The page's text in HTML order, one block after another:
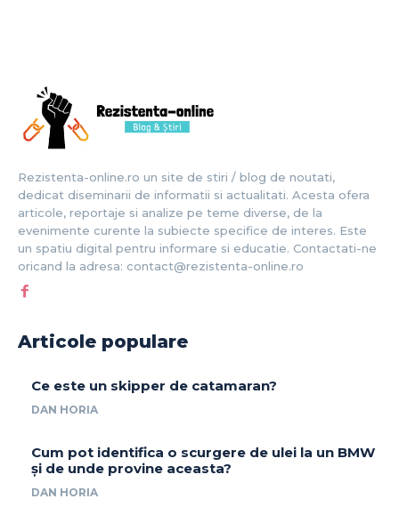
Rezistenta-online.ro un site de stiri / blog de noutati,
dedicat diseminarii de informatii si actualitati. Acesta ofera
articole, reportaje si analize pe teme diverse, de la
evenimente curente la subiecte specifice de interes. Este
un spatiu digital pentru informare si educatie. Contactati-ne
oricand la adresa: contact@rezistenta-online.ro
Articole populare
Ce este un skipper de catamaran?
DAN HORIA
Cum pot identifica o scurgere de ulei la un BMW
și de unde provine aceasta?
DAN HORIA